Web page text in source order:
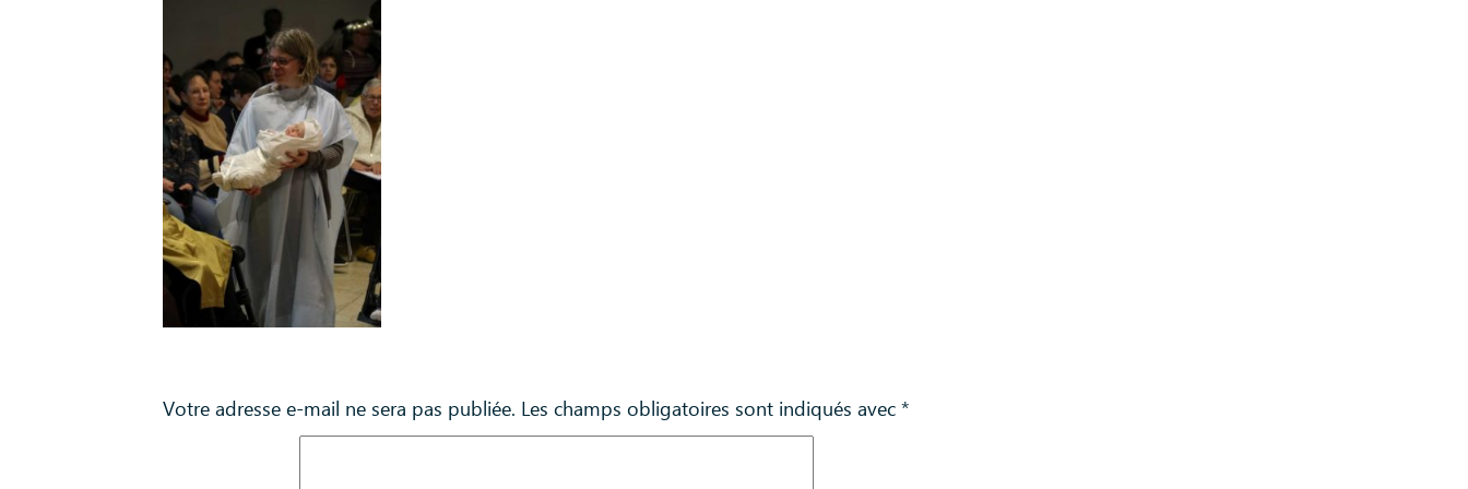
Votre adresse e-mail ne sera pas publiée. Les champs obligatoires sont indiqués avec*